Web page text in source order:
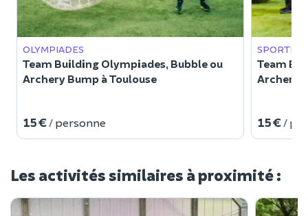
OLYMPIADES
Team Building Olympiades, Bubble ou
Archery Bump à Toulouse
15 € / personne
SPORTIF
Team
Archery
15 € /
Les activités similaires à proximité :